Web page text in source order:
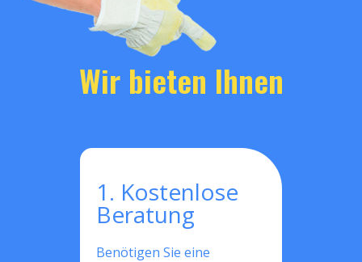
Wir bieten Ihnen
1. Kostenlose
Beratung
Benötigen Sie eine